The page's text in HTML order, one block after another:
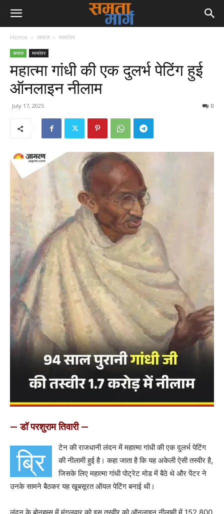
Home समाज मध्यांतर
समाज मध्यांतर
महात्मा गांधी की एक दुलर्भ पेटिंग हुई
ऑनलाइन नीलाम
July 17, 2025 0
— डॉ परशुराम तिवारी —
ब्रि
टेन की राजधानी लंदन में महात्मा गांधी की एक दुलर्भ पेटिंग
की नीलामी हुई है। कहा जाता है कि यह अकेली ऐसी तस्वीर है,
जिसके लिए महात्मा गांधी पोट्रेट मोड में बैठे थे और पेंटर ने
उनके सामने बैठकर यह खूबसूरत ऑयल पेटिंग बनाई थी।